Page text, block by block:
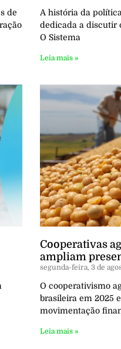
de
A história da
dedicada a discutir
O Sistema
Leia mais »
Cooperativas
ampliam
segunda-feira, 3 de
O cooperativismo
brasileira em 2025
movimentação
Leia mais »